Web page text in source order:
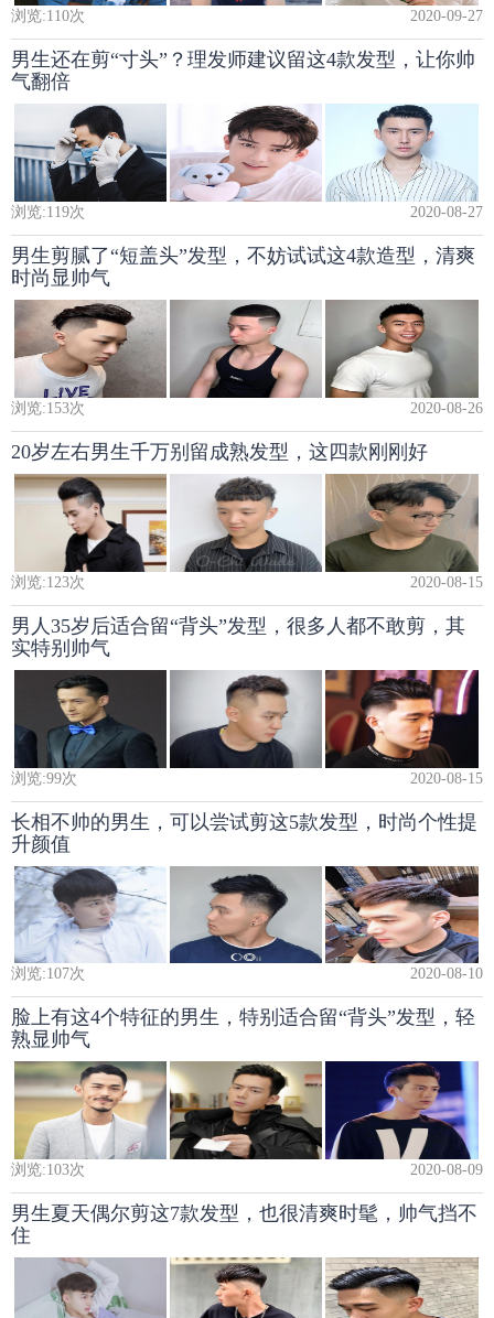
浏览:110次 2020-09-27
男生还在剪“寸头”？理发师建议留这4款发型，让你帅
气翻倍
浏览:119次 2020-08-27
男生剪腻了“短盖头”发型，不妨试试这4款造型，清爽
时尚显帅气
浏览:153次 2020-08-26
20岁左右男生千万别留成熟发型，这四款刚刚好
浏览:123次 2020-08-15
男人35岁后适合留“背头”发型，很多人都不敢剪，其
实特别帅气
浏览:99次 2020-08-15
长相不帅的男生，可以尝试剪这5款发型，时尚个性提
升颜值
浏览:107次 2020-08-10
脸上有这4个特征的男生，特别适合留“背头”发型，轻
熟显帅气
浏览:103次 2020-08-09
男生夏天偶尔剪这7款发型，也很清爽时髦，帅气挡不
住